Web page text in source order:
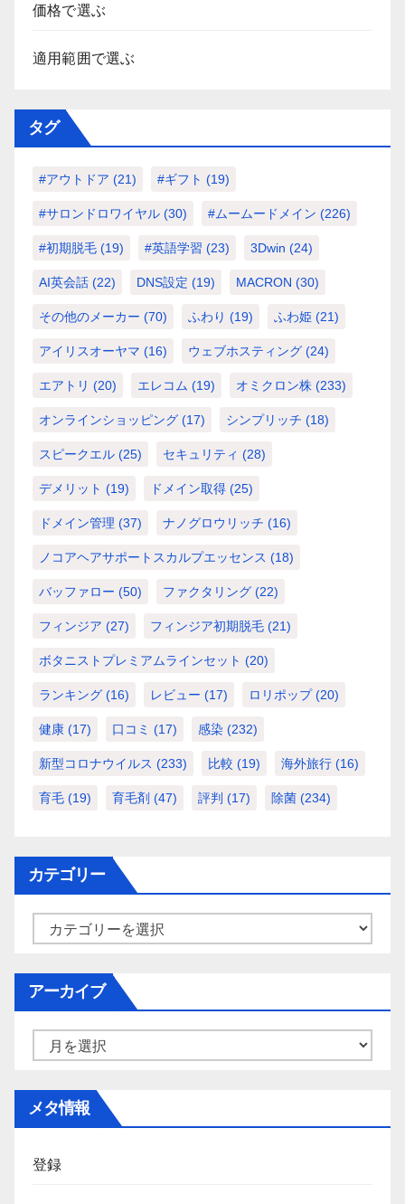
価格で選ぶ
適用範囲で選ぶ
タグ
#アウトドア (21) #ギフト (19)
#サロンドロワイヤル (30) #ムームードメイン (226)
#初期脱毛 (19) #英語学習 (23) 3Dwin (24)
AI英会話 (22) DNS設定 (19) MACRON (30)
その他のメーカー (70) ふわり (19) ふわ姫 (21)
アイリスオーヤマ (16) ウェブホスティング (24)
エアトリ (20) エレコム (19) オミクロン株 (233)
オンラインショッピング (17) シンプリッチ (18)
スピークエル (25) セキュリティ (28)
デメリット (19) ドメイン取得 (25)
ドメイン管理 (37) ナノグロウリッチ (16)
ノコアヘアサポートスカルプエッセンス (18)
バッファロー (50) ファクタリング (22)
フィンジア (27) フィンジア初期脱毛 (21)
ボタニストプレミアムラインセット (20)
ランキング (16) レビュー (17) ロリポップ(20)
健康 (17) 口コミ (17) 感染 (232)
新型コロナウイルス (233) 比較 (19) 海外旅行 (16)
育毛 (19) 育毛剤 (47) 評判 (17) 除菌 (234)
カテゴリー
ー
アーカイブ
メタ情報
登録